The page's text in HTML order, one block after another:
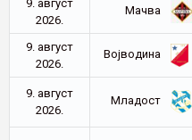
9. август
2026.
Мачва
9. август
2026.
Војводина
9. август
2026.
Младост